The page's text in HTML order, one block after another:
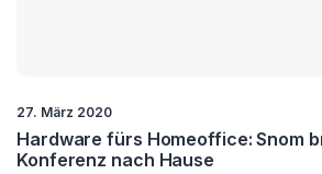
27. März 2020
Hardware fürs Homeoffice: Snom
Konferenz nach Hause